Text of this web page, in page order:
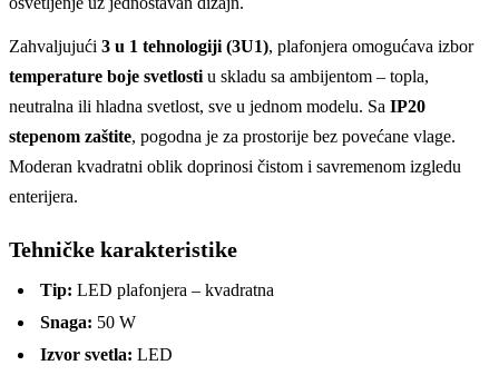
Zahvaljujući 3 u 1 tehnologiji (3U1), plafonjera omogućava izbor
temperature boje svetlosti u skladu sa ambijentom – topla,
neutralna ili hladna svetlost, sve u jednom modelu. Sa IP20
stepenom zaštite, pogodna je za prostorije bez povećane vlage.
Moderan kvadratni oblik doprinosi čistom i savremenom izgledu
enterijera.
Tehničke karakteristike
Tip: LED plafonjera – kvadratna
Snaga: 50 W
Izvor svetla: LED